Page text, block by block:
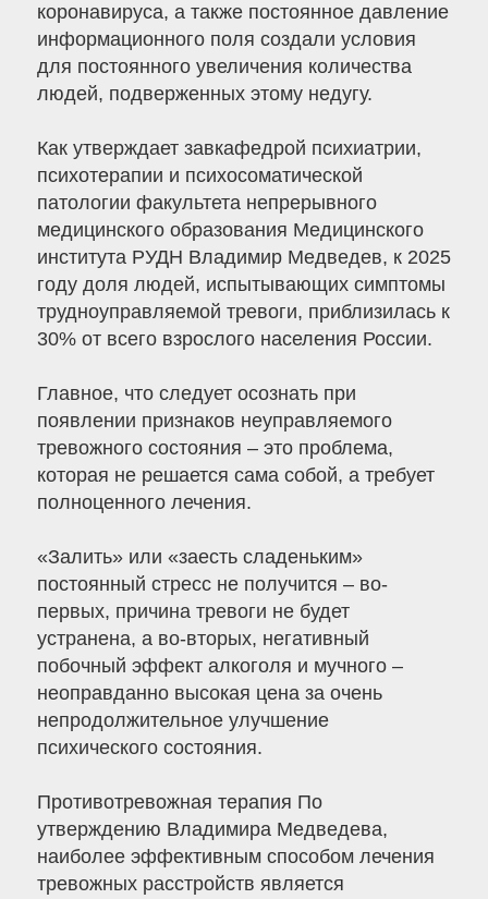
коронавируса, а также постоянное давление
информационного поля создали условия
для постоянного увеличения количества
людей, подверженных этому недугу.
Как утверждает завкафедрой психиатрии,
психотерапии и психосоматической
патологии факультета непрерывного
медицинского образования Медицинского
института РУДН Владимир Медведев, к 2025
году доля людей, испытывающих симптомы
трудноуправляемой тревоги, приблизилась к
30% от всего взрослого населения России.
Главное, что следует осознать при
появлении признаков неуправляемого
тревожного состояния – это проблема,
которая не решается сама собой, а требует
полноценного лечения.
«Залить» или «заесть сладеньким»
постоянный стресс не получится – во-
первых, причина тревоги не будет
устранена, а во-вторых, негативный
побочный эффект алкоголя и мучного –
неоправданно высокая цена за очень
непродолжительное улучшение
психического состояния.
Противотревожная терапия По
утверждению Владимира Медведева,
наиболее эффективным способом лечения
тревожных расстройств является